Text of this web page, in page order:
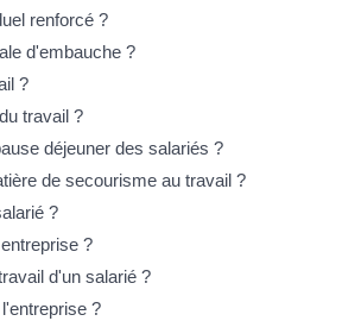
renforcé ?
d'embauche ?
?
travail ?
déjeuner des salariés ?
de secourisme au travail ?
?
?
d'un salarié ?
?